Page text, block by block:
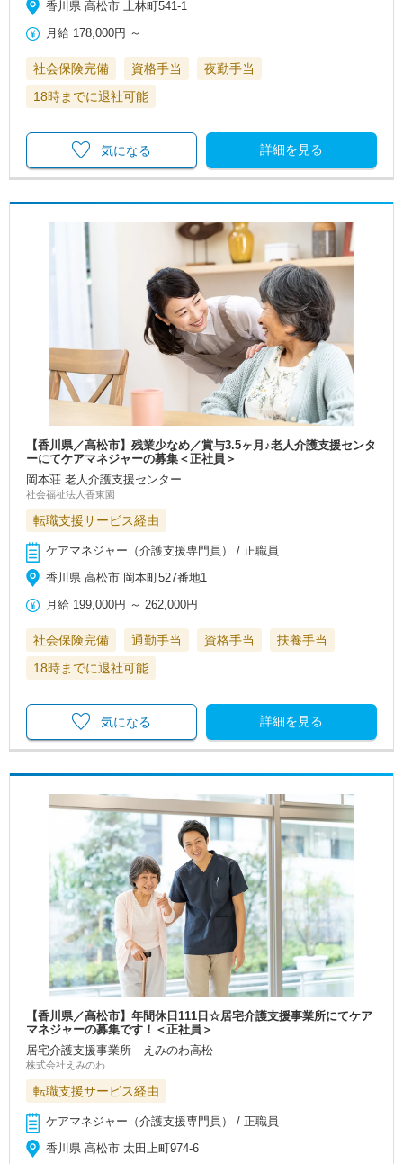
香川県 高松市 上林町541-1
月給 178,000円 ～
社会保険完備 資格手当
夜勤手当
18時までに退社可能
詳細を見る
気になる
【香川県／高松市】残業少なめ／賞与3.5ヶ月♪老人介護支援センタ
ーにてケアマネジャーの募集＜正社員＞
岡本荘 老人介護支援センター
社会福祉法人香東園
転職支援サービス経由
ケアマネジャー（介護支援専門員） / 正職員
香川県 高松市 岡本町527番地1
月給 199,000円 ～ 262,000円
社会保険完備 通勤手当 資格手当
扶養手当
18時までに退社可能
詳細を見る
気になる
【香川県／高松市】年間休日111日☆居宅介護支援事業所にてケア
マネジャーの募集です！＜正社員＞
居宅介護支援事業所 えみのわ高松
株式会社えみのわ
転職支援サービス経由
ケアマネジャー（介護支援専門員） / 正職員
香川県 高松市 太田上町974‐6